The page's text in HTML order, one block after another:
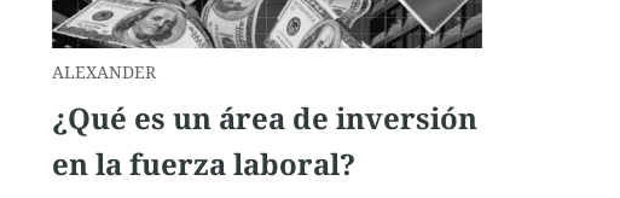
ALEXANDER
¿Qué es un área de inversión
en la fuerza laboral?